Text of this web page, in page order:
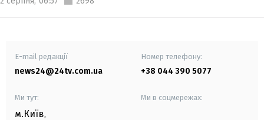
E-mail редакції
news24@24tv.com.ua
Номер телефону:
+38 044 390 5077
Ми тут:
м.Київ,
Ми в соцмережах: